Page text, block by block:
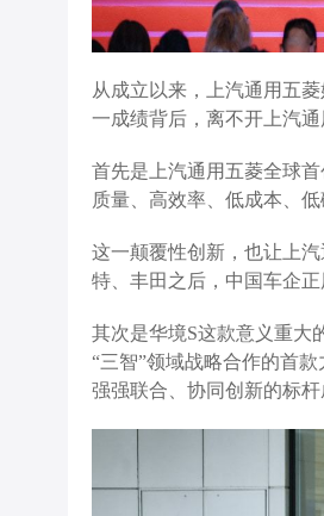
从成立以来，上汽通用五
一成绩背后，离不开上汽
首先是上汽通用五菱全球
质量、高效率、低成本、
这一颠覆性创新，也让上
特、丰田之后，中国车企正
其次是华境S这款意义重大
“三智”领域战略合作的首
强强联合、协同创新的标杆